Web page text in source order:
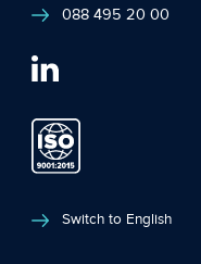
088 495 20 00
Switch to English